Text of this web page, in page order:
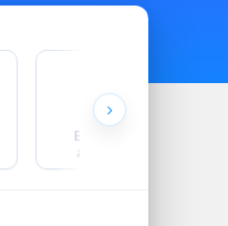
Ecologia e
ambiente